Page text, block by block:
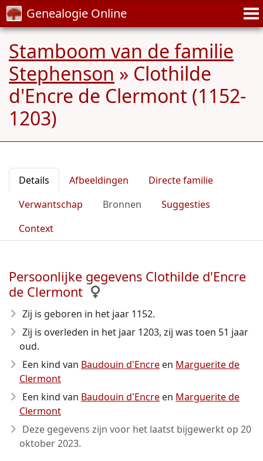
Genealogie Online
Stamboom van de familie
Stephenson » Clothilde
d'Encre de Clermont (1152-
1203)
Details Afbeeldingen
Directe familie
Verwantschap
Bronnen
Suggesties
Context
Persoonlijke gegevens Clothilde d'Encre
de Clermont
Zij is geboren in het jaar 1152.
Zij is overleden in het jaar 1203, zij was toen 51 jaar
oud.
Een kind van Baudouin d'Encre en Marguerite de
Clermont
Een kind van Baudouin d'Encre en Marguerite de
Clermont
Deze gegevens zijn voor het laatst bijgewerkt op 20
oktober 2023.